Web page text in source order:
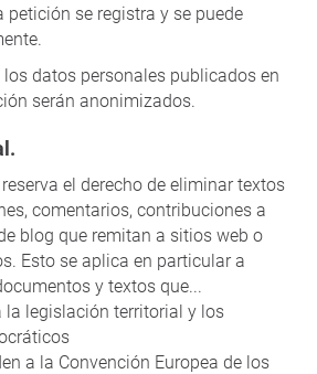
petición se registra y se puede
datos personales publicados en
serán anonimizados.
el derecho de eliminar textos
comentarios, contribuciones a
blog que remitan a sitios web o
Esto se aplica en particular a
y textos que...
la legislación territorial y los
a la Convención Europea de los